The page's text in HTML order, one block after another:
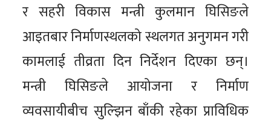
र सहरी विकास मन्त्री कुलमान घिसिङले
आइतबार निर्माणस्थलको स्थलगत अनुगमन गरी
कामलाई तीव्रता दिन निर्देशन दिएका छन्।
मन्त्री घिसिङले आयोजना र निर्माण
व्यवसायीबीच सुल्झिन बाँकी रहेका प्राविधिक